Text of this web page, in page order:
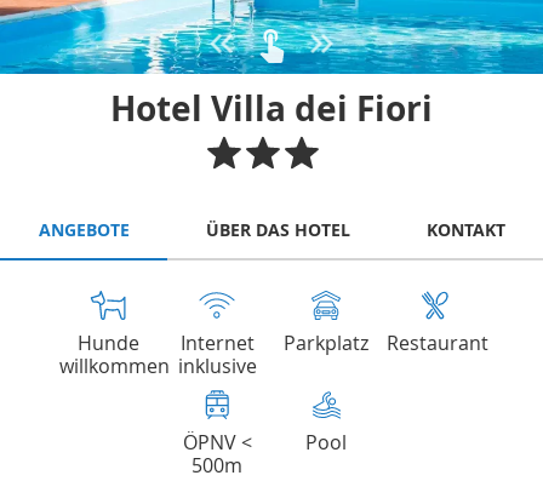
Hotel Villa dei Fiori
ANGEBOTE ÜBER DAS HOTEL KONTAKT
Hunde
willkommen
Internet
inklusive
Parkplatz Restaurant
ÖPNV <
500m
Pool